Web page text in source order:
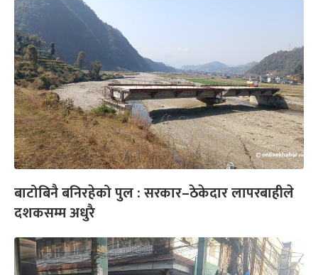
बाटोबिनै बनिरहेको पुल : सरकार–ठेकेदार लापरबाहीले
दशकसम्म अधुरै